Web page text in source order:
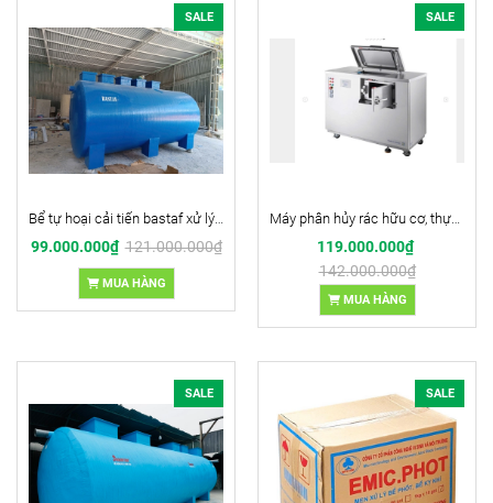
SALE
Bể tự hoại cải tiến bastaf xử lý nước thải
99.000.000₫121.000.000₫
MUA HÀNG
SALE
Máy phân hủy rác hữu cơ, thực phầm thừa nhà hàng khách sạn Oklin (Nhập khẩu)
119.000.000₫
142.000.000₫
MUA HÀNG
SALE SALE